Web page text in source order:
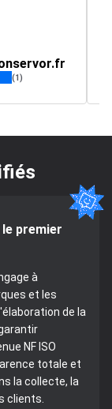
(1)
premier
à
et les
de la
NF ISO
totale et
la collecte, la
clients.